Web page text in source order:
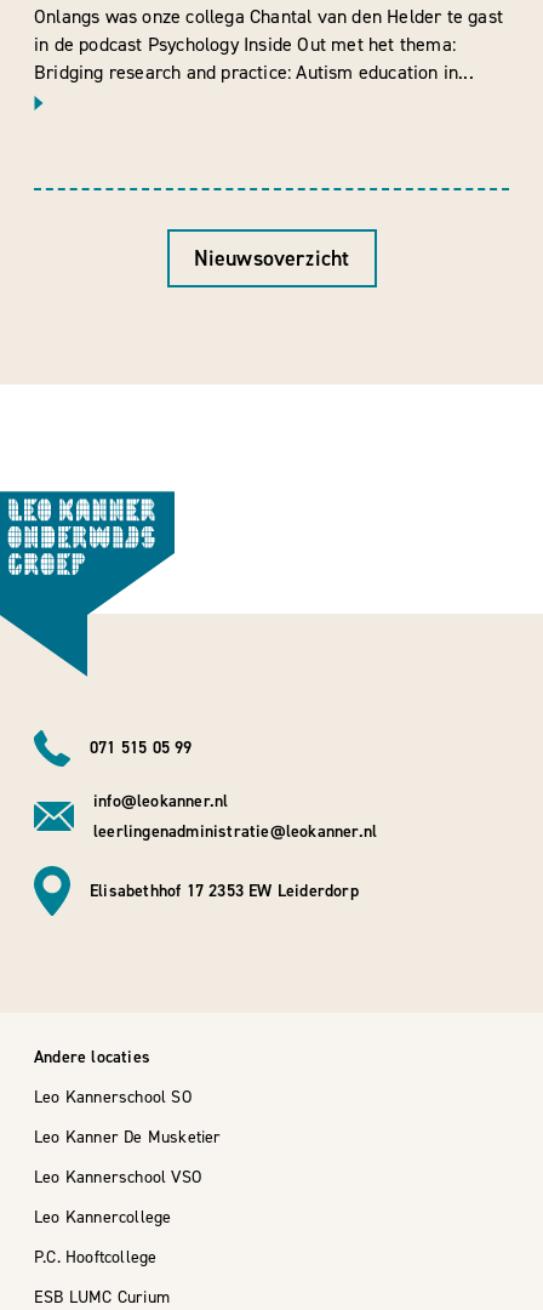
Onlangs was onze collega Chantal van den Helder te gast
in de podcast Psychology Inside Out met het thema:
Bridging research and practice: Autism education in...
Nieuwsoverzicht
071 515 05 99
info@leokanner.nl
leerlingenadministratie@leokanner.nl
Elisabethhof 17 2353 EW Leiderdorp
Andere locaties
Leo Kannerschool SO
Leo Kanner De Musketier
Leo Kannerschool VSO
Leo Kannercollege
P.C. Hooftcollege
ESB LUMC Curium